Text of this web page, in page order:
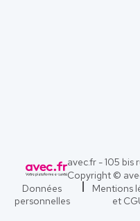
avec.fr - 105 bis
Copyright ©
Données
personnelles
Mentions
et